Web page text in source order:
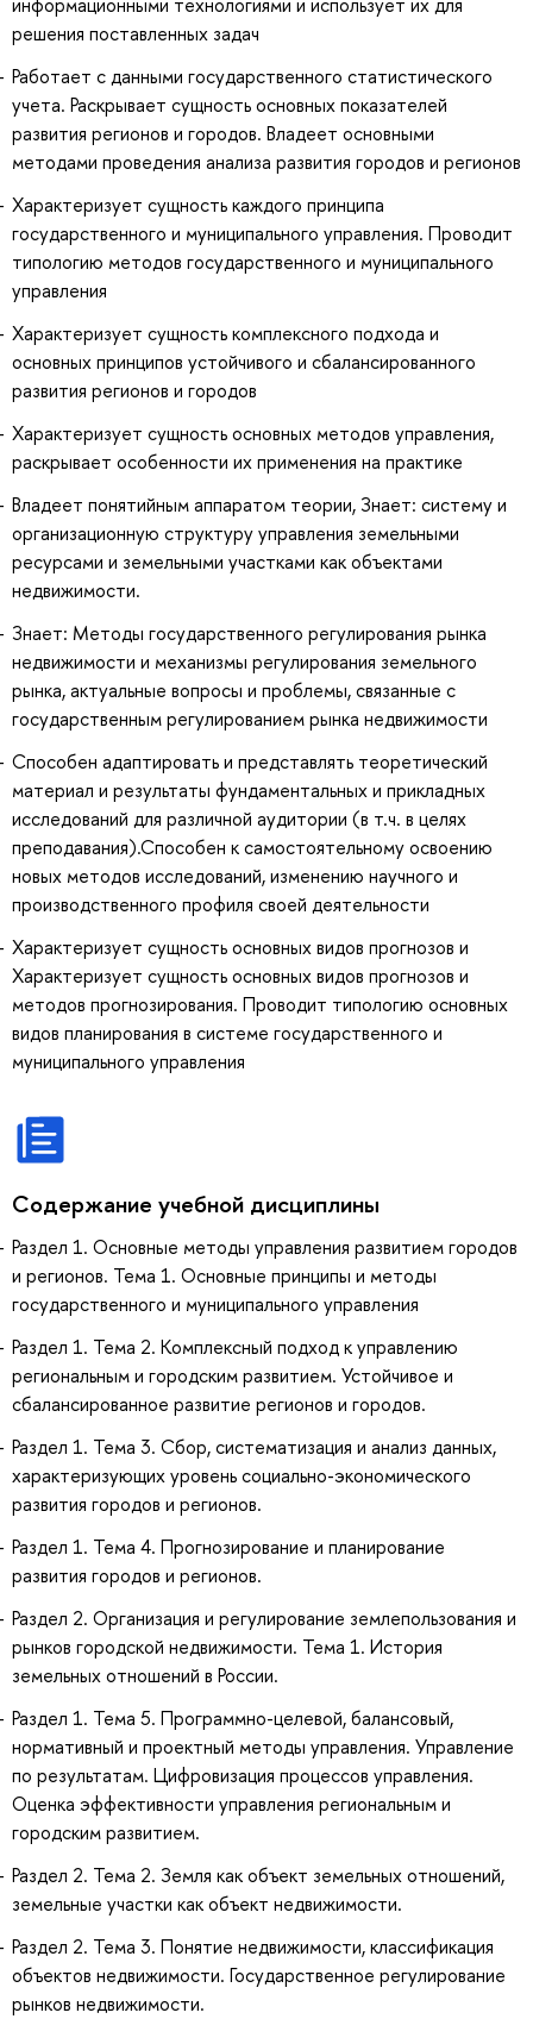
решения поставленных задач
Работает с данными государственного статистического
учета. Раскрывает сущность основных показателей
развития регионов и городов. Владеет основными
методами проведения анализа развития городов и регионов
Характеризует сущность каждого принципа
государственного и муниципального управления. Проводит
типологию методов государственного и муниципального
управления
Характеризует сущность комплексного подхода и
основных принципов устойчивого и сбалансированного
развития регионов и городов
Характеризует сущность основных методов управления,
раскрывает особенности их применения на практике
Владеет понятийным аппаратом теории, Знает: систему и
организационную структуру управления земельными
ресурсами и земельными участками как объектами
недвижимости.
Знает: Методы государственного регулирования рынка
недвижимости и механизмы регулирования земельного
рынка, актуальные вопросы и проблемы, связанные с
государственным регулированием рынка недвижимости
Способен адаптировать и представлять теоретический
материал и результаты фундаментальных и прикладных
исследований для различной аудитории (в т.ч. в целях
преподавания).Способен к самостоятельному освоению
новых методов исследований, изменению научного и
производственного профиля своей деятельности
Характеризует сущность основных видов прогнозов и
Характеризует сущность основных видов прогнозов и
методов прогнозирования. Проводит типологию основных
видов планирования в системе государственного и
муниципального управления
Содержание учебной дисциплины
Раздел 1. Основные методы управления развитием городов
и регионов. Тема 1. Основные принципы и методы
государственного и муниципального управления
Раздел 1. Тема 2. Комплексный подход к управлению
региональным и городским развитием. Устойчивое и
сбалансированное развитие регионов и городов.
Раздел 1. Тема 3. Сбор, систематизация и анализ данных,
характеризующих уровень социально-экономического
развития городов и регионов.
Раздел 1. Тема 4. Прогнозирование и планирование
развития городов и регионов.
Раздел 2. Организация и регулирование землепользования и
рынков городской недвижимости. Тема 1. История
земельных отношений в России.
Раздел 1. Тема 5. Программно-целевой, балансовый,
нормативный и проектный методы управления. Управление
по результатам. Цифровизация процессов управления.
Оценка эффективности управления региональным и
городским развитием.
Раздел 2. Тема 2. Земля как объект земельных отношений,
земельные участки как объект недвижимости.
Раздел 2. Тема 3. Понятие недвижимости, классификация
объектов недвижимости. Государственное регулирование
рынков недвижимости.